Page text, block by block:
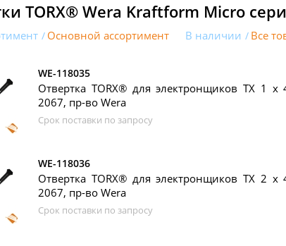
TORX® Wera Kraftform Micro
Основной ассортимент В наличии Все
WE-118035
Отвертка TORX® для электронщиков TX 1
2067, пр-во Wera
Срок поставки по запросу
WE-118036
Отвертка TORX® для электронщиков TX 2
2067, пр-во Wera
Срок поставки по запросу